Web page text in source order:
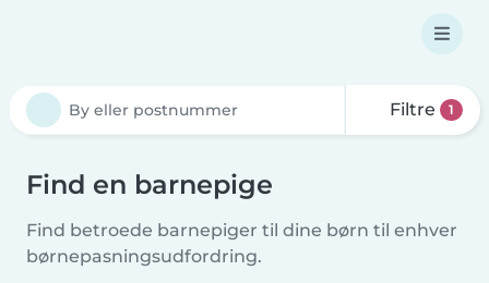
Filtre 1
Find en barnepige
Find betroede barnepiger til dine børn til enhver
børnepasningsudfordring.